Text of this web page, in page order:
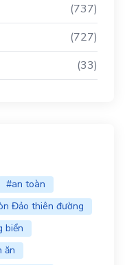
(737)
(727)
(33)
#an toàn
Đảo thiên đường
biển
ăn